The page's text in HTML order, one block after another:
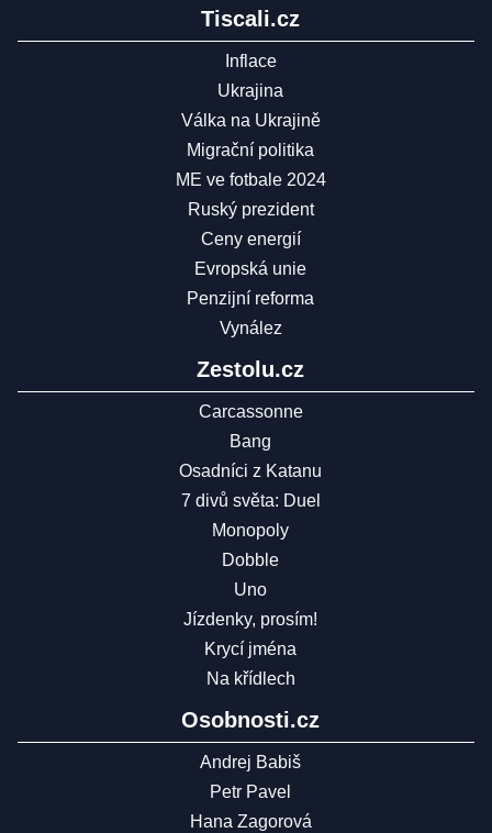
Tiscali.cz
Inflace
Ukrajina
Válka na Ukrajině
Migrační politika
ME ve fotbale 2024
Ruský prezident
Ceny energií
Evropská unie
Penzijní reforma
Vynález
Zestolu.cz
Carcassonne
Bang
Osadníci z Katanu
7 divů světa: Duel
Monopoly
Dobble
Uno
Jízdenky, prosím!
Krycí jména
Na křídlech
Osobnosti.cz
Andrej Babiš
Petr Pavel
Hana Zagorová